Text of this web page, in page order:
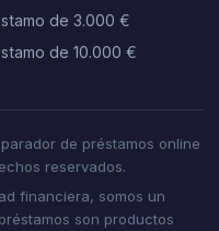
de 3.000 €
de 10.000 €
de préstamos online
reservados.
financiera, somos un
son productos